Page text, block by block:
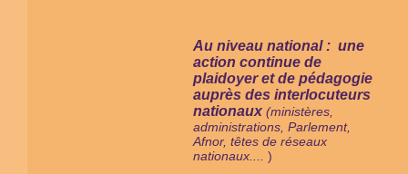
Au niveau national : une
action continue de
plaidoyer et de pédagogie
auprès des interlocuteurs
nationaux (ministères,
administrations, Parlement,
Afnor, têtes de réseaux
nationaux....
)